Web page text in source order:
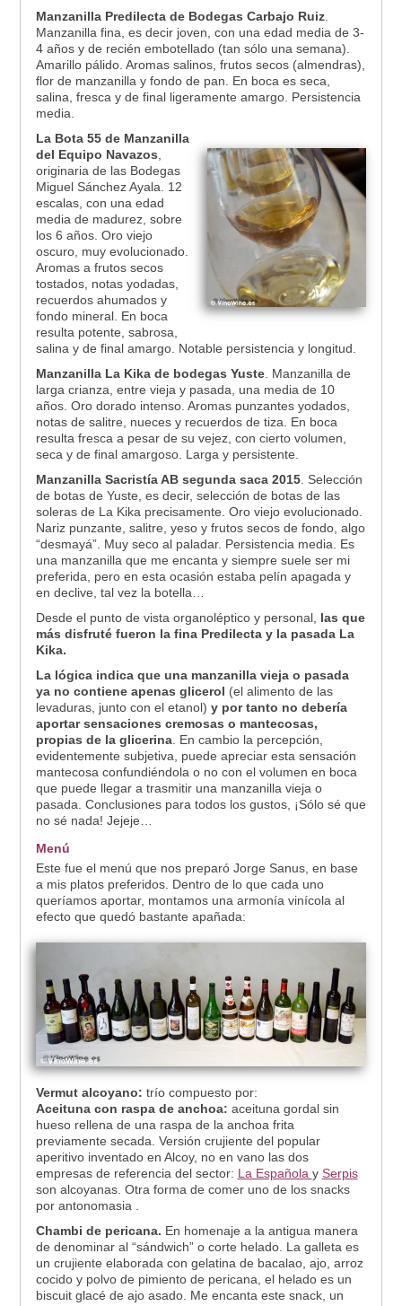
Manzanilla Predilecta de Bodegas Carbajo Ruiz.
Manzanilla fina, es decir joven, con una edad media de 3-
4 años y de recién embotellado (tan sólo una semana).
Amarillo pálido. Aromas salinos, frutos secos (almendras),
flor de manzanilla y fondo de pan. En boca es seca,
salina, fresca y de final ligeramente amargo. Persistencia
media.
La Bota 55 de Manzanilla
del Equipo Navazos
originaria de las Bodegas
Miguel Sánchez Ayala. 12
escalas, con una edad
media de madurez, sobre
los 6 años. Oro viejo
oscuro, muy evolucionado.
Aromas a frutos secos
tostados, notas yodadas,
recuerdos ahumados y
fondo mineral. En boca
resulta potente, sabrosa,
salina y de final amargo. Notable persistencia y longitud.
Manzanilla La Kika de bodegas Yuste. Manzanilla de
larga crianza, entre vieja y pasada, una media de 10
años. Oro dorado intenso. Aromas punzantes yodados,
notas de salitre, nueces y recuerdos de tiza. En boca
resulta fresca a pesar de su vejez, con cierto volumen,
seca y de final amargoso. Larga y persistente.
Manzanilla Sacristía AB segunda saca 2015. Selección
de botas de Yuste, es decir, selección de botas de las
soleras de La Kika precisamente. Oro viejo evolucionado.
Nariz punzante, salitre, yeso y frutos secos de fondo, algo
“desmayá”. Muy seco al paladar. Persistencia media. Es
una manzanilla que me encanta y siempre suele ser mi
preferida, pero en esta ocasión estaba pelín apagada y
en declive, tal vez la botella…
Desde el punto de vista organoléptico y personal, las que
más disfruté fueron la fina Predilecta y la pasada La
Kika.
La lógica indica que una manzanilla vieja o pasada
ya no contiene apenas glicerol (el alimento de las
levaduras, junto con el etanol) y por tanto no debería
aportar sensaciones cremosas o mantecosas,
propias de la glicerina. En cambio la percepción,
evidentemente subjetiva, puede apreciar esta sensación
mantecosa confundiéndola o no con el volumen en boca
que puede llegar a trasmitir una manzanilla vieja o
pasada. Conclusiones para todos los gustos, ¡Sólo sé que
no sé nada! Jejeje…
Menú
Este fue el menú que nos preparó Jorge Sanus, en base
a mis platos preferidos. Dentro de lo que cada uno
queríamos aportar, montamos una armonía vinícola al
efecto que quedó bastante apañada:
Vermut alcoyano: trío compuesto por:
Aceituna con raspa de anchoa: aceituna gordal sin
hueso rellena de una raspa de la anchoa frita
previamente secada. Versión crujiente del popular
aperitivo inventado en Alcoy, no en vano las dos
empresas de referencia del sector: La Española y Serpis
son alcoyanas. Otra forma de comer uno de los snacks
por antonomasia .
Chambi de pericana. En homenaje a la antigua manera
de denominar al “sándwich” o corte helado. La galleta es
un crujiente elaborada con gelatina de bacalao, ajo, arroz
cocido y polvo de pimiento de pericana, el helado es un
biscuit glacé de ajo asado. Me encanta este snack, un